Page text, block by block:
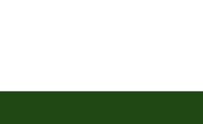
0.1 l